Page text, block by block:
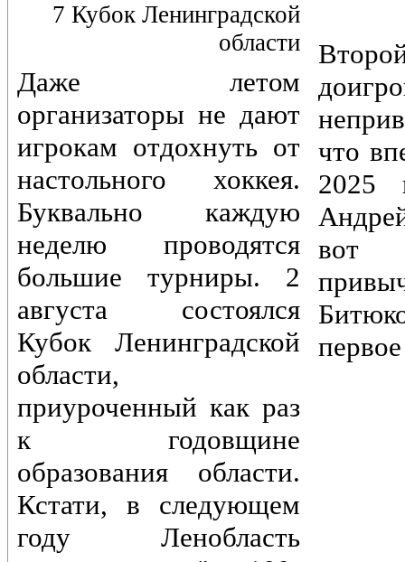
7 Кубок Ленинградской
области
Даже летом
организаторы не дают
игрокам отдохнуть от
настольного хоккея.
Буквально каждую
неделю проводятся
большие турниры. 2
августа состоялся
Кубок Ленинградской
области,
приуроченный как раз
к годовщине
образования области.
Кстати, в следующем
году Ленобласть
что
2025
вот